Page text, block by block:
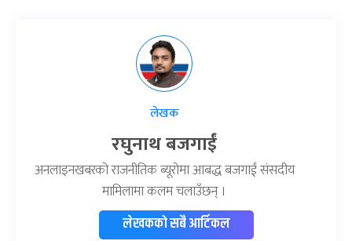
लेखक
रघुनाथ बजगाईं
अनलाइनखबरको राजनीतिक ब्यूरोमा आबद्ध बजगाईं संसदीय
मामिलामा कलम चलाउँछन् ।
लेखकको सबै आर्टिकल